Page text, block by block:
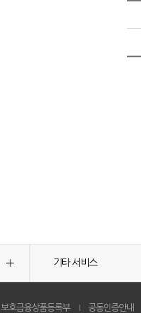
기타 서비스
보호금융상품등록부 공동인증안내